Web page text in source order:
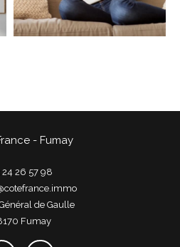
- Fumay
24 26 57 98
de Gaulle
fumay
DE COEUR
NOUVEAUTÉS